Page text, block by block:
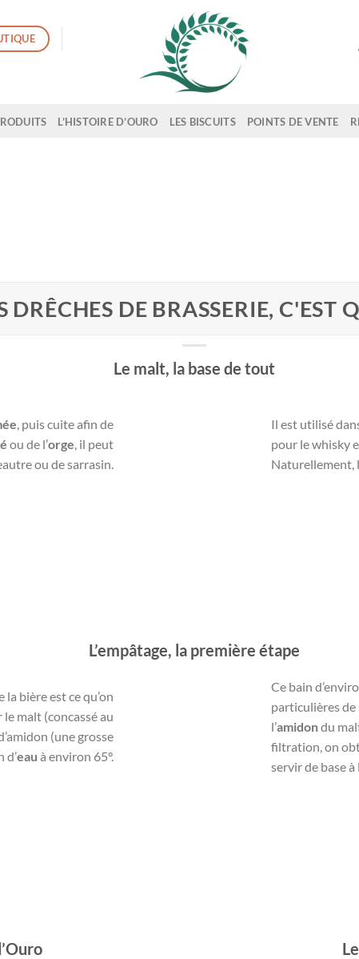
L’HISTOIRE D’OURO LES BISCUITS POINTS DE VENTE
DRÊCHES DE BRASSERIE, C'EST
Le malt, la base de tout
, puis cuite afin de
ou de l’orge, il peut
ou de sarrasin.
Il est utilisé
pour le whisky
Naturellement,
L’empâtage, la première étape
bière est ce qu’on
malt (concassé au
(une grosse
d’eau à environ 65°.
Ce bain
particulières de
l’amidondu
filtration, on
servir de base à